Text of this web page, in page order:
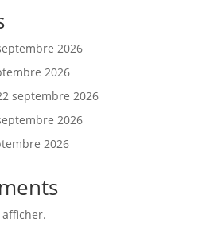
2026
2026
septembre 2026
2026
2026